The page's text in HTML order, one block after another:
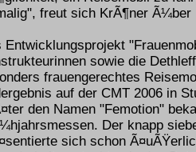
freut sich KrÃ¶ner Ã¼ber
Entwicklungsprojekt
sowie die
frauengerechtes
auf der CMT 2006 in
den Namen "Femotion"
Der knapp
sich schon